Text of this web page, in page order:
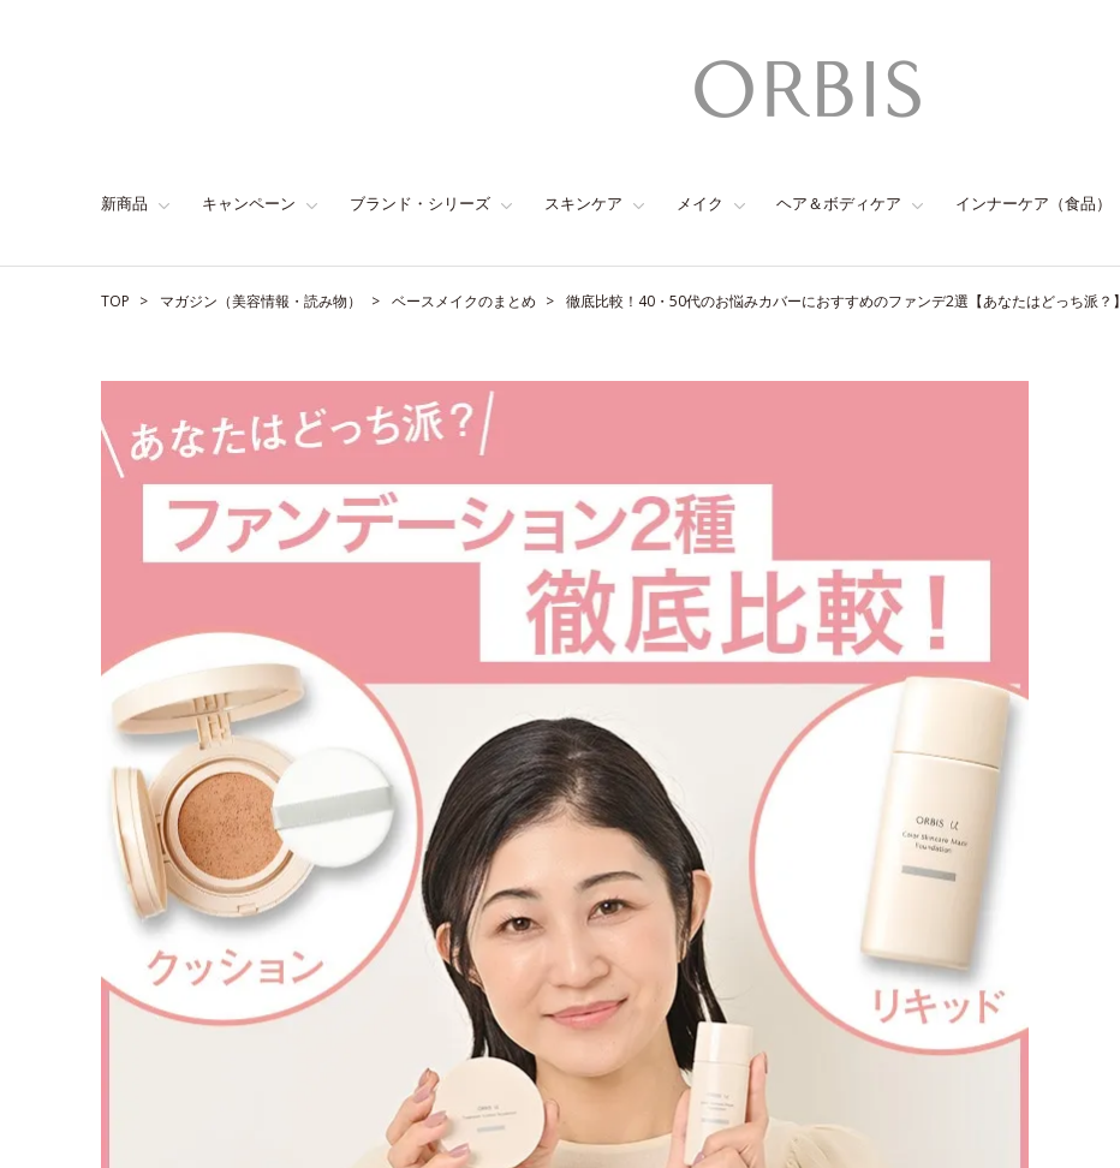
新商品 キャンペーン ブランド・シリーズ スキンケア メイク ヘア＆ボディケア インナーケア（食品）
TOP マガジン（美容情報・読み物） ベースメイクのまとめ 徹底比較！40・50代のお悩みカバーにおすすめのファンデ2選【あなたはどっち派？】